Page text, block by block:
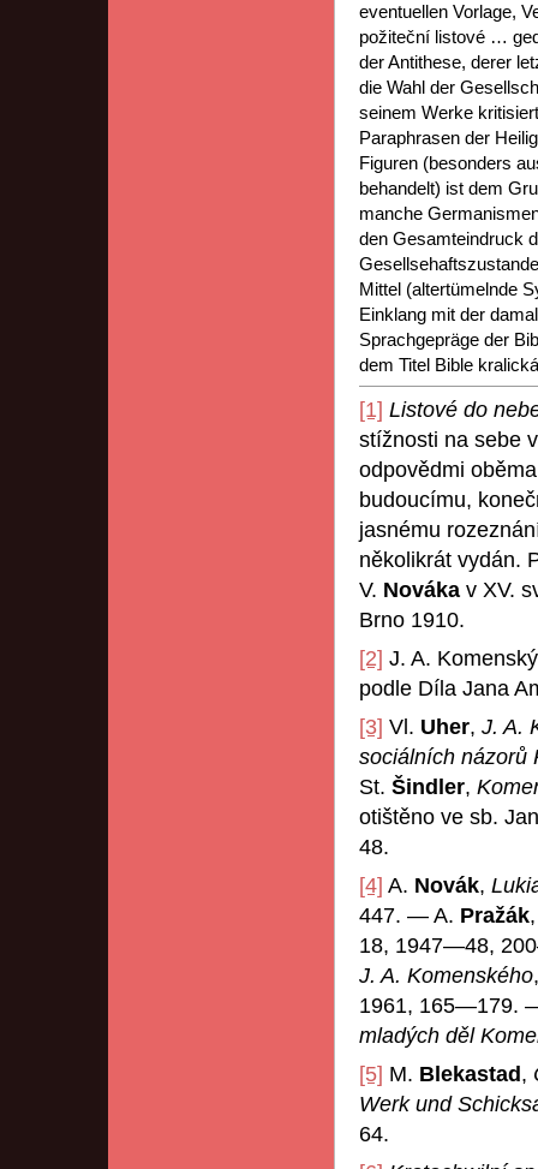
eventuellen Vorlage,
požiteční listové …
der Antithese, derer
die Wahl der
seinem Werke
Paraphrasen der
Figuren (besonders
behandelt) ist dem
manche
den Gesamteindruck
Mittel (altertümelnde
Einklang mit der
Sprachgepräge der
dem Titel Bible
[1] Listové do
stížnosti na sebe
odpovědmi
budoucímu,
jasnému
několikrát vydán.
V. Nováka v XV.
Brno 1910.
[2] J. A.
podle Díla Jana
[3] Vl. Uher, J. A.
sociálních názorů
St. Šindler,
otištěno ve sb.
48.
[4] A. Novák,
447. — A. Pražák
18, 1947—48,
J. A. Komenského
1961, 165—179.
mladých děl
[5] M. Blekastad,
Werk und
64.